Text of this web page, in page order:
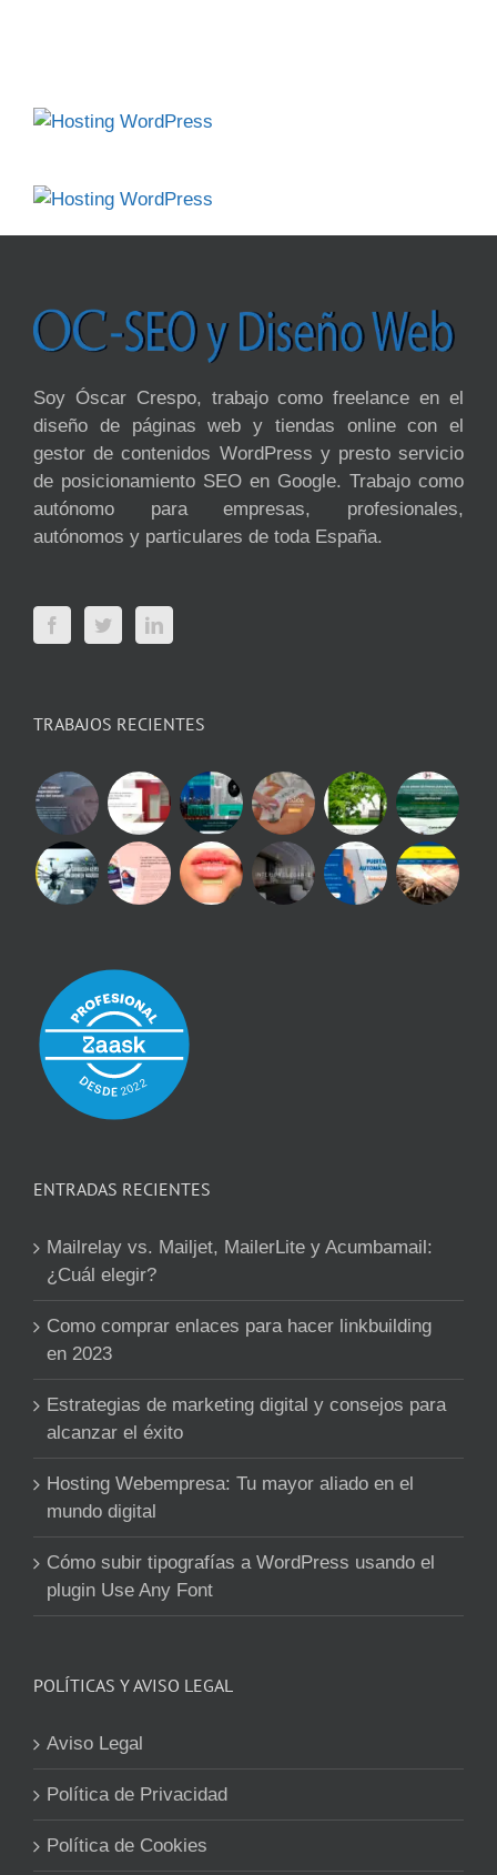
Soy Óscar Crespo, trabajo como freelance en el
diseño de páginas web y tiendas online con el
gestor de contenidos WordPress y presto servicio
de posicionamiento SEO en Google. Trabajo como
autónomo para empresas, profesionales,
autónomos y particulares de toda España.
TRABAJOS RECIENTES
ENTRADAS RECIENTES
Mailrelay vs. Mailjet, MailerLite y Acumbamail:
¿Cuál elegir?
Como comprar enlaces para hacer linkbuilding
en 2023
Estrategias de marketing digital y consejos para
alcanzar el éxito
Hosting Webempresa: Tu mayor aliado en el
mundo digital
Cómo subir tipografías a WordPress usando el
plugin Use Any Font
POLÍTICAS Y AVISO LEGAL
Aviso Legal
Política de Privacidad
Política de Cookies